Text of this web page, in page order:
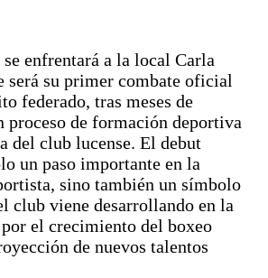
enfrentará a la local Carla
será su primer combate oficial
federado, tras meses de
proceso de formación deportiva
del club lucense. El debut
un paso importante en la
sino también un símbolo
club viene desarrollando en la
por el crecimiento del boxeo
de nuevos talentos